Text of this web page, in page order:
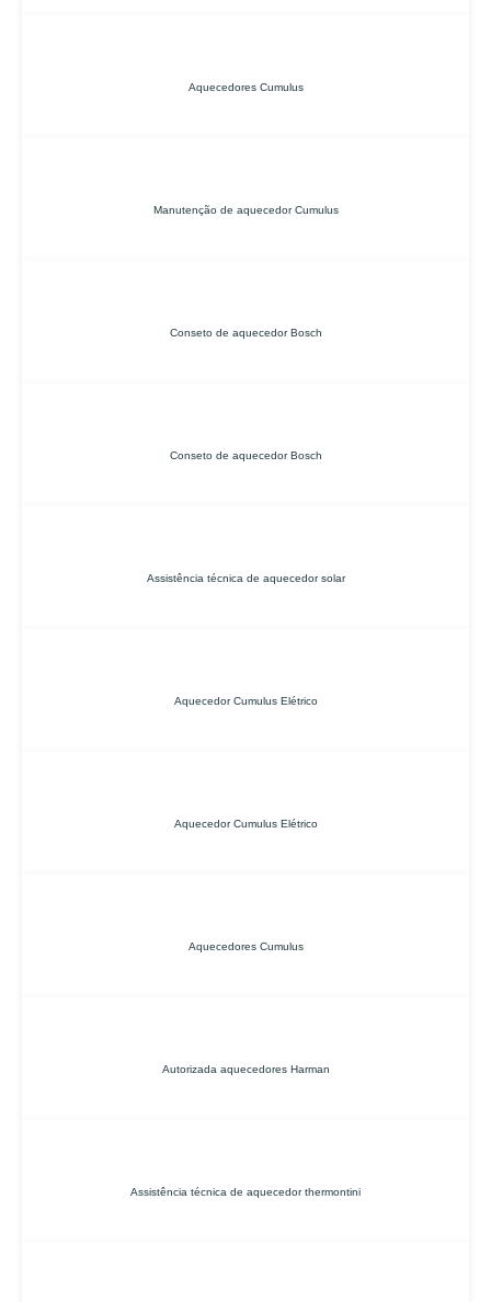
Aquecedores Cumulus
Manutenção de aquecedor Cumulus
Conseto de aquecedor Bosch
Conseto de aquecedor Bosch
Assistência técnica de aquecedor solar
Aquecedor Cumulus Elétrico
Aquecedor Cumulus Elétrico
Aquecedores Cumulus
Autorizada aquecedores Harman
Assistência técnica de aquecedor thermontini